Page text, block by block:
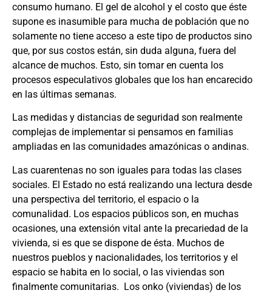
consumo humano. El gel de alcohol y el costo que éste
supone es inasumible para mucha de población que no
solamente no tiene acceso a este tipo de productos sino
que, por sus costos están, sin duda alguna, fuera del
alcance de muchos. Esto, sin tomar en cuenta los
procesos especulativos globales que los han encarecido
en las últimas semanas.
Las medidas y distancias de seguridad son realmente
complejas de implementar si pensamos en familias
ampliadas en las comunidades amazónicas o andinas.
Las cuarentenas no son iguales para todas las clases
sociales. El Estado no está realizando una lectura desde
una perspectiva del territorio, el espacio o la
comunalidad. Los espacios públicos son, en muchas
ocasiones, una extensión vital ante la precariedad de la
vivienda, si es que se dispone de ésta. Muchos de
nuestros pueblos y nacionalidades, los territorios y el
espacio se habita en lo social, o las viviendas son
finalmente comunitarias. Los onko (viviendas) de los